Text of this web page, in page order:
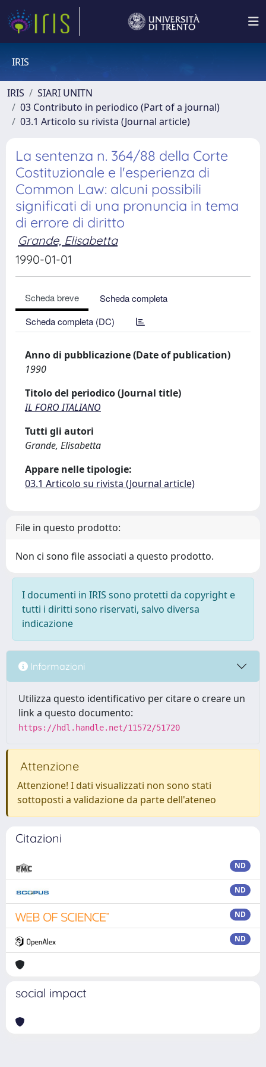
IRIS
IRIS
SIARI UNITN
03 Contributo in periodico (Part of a journal)
03.1 Articolo su rivista (Journal article)
La sentenza n. 364/88 della Corte
Costituzionale e l'esperienza di
Common Law: alcuni possibili
significati di una pronuncia in tema
di errore di diritto
Grande, Elisabetta
1990-01-01
Scheda breve
Scheda completa
Scheda completa (DC)
Anno di pubblicazione (Date of publication)
1990
Titolo del periodico (Journal title)
IL FORO ITALIANO
Tutti gli autori
Grande, Elisabetta
Appare nelle tipologie:
03.1 Articolo su rivista (Journal article)
File in questo prodotto:
Non ci sono file associati a questo prodotto.
I documenti in IRIS sono protetti da copyright e
tutti i diritti sono riservati, salvo diversa
indicazione
Informazioni
Utilizza questo identificativo per citare o creare un
link a questo documento:
https://hdl.handle.net/11572/51720
Attenzione
Attenzione! I dati visualizzati non sono stati
sottoposti a validazione da parte dell'ateneo
Citazioni
ND
ND
ND
ND
social impact